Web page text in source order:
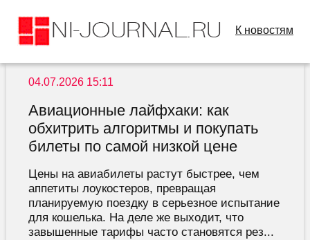
К новостям
04.07.2026 15:11
Авиационные лайфхаки: как
обхитрить алгоритмы и покупать
билеты по самой низкой цене
Цены на авиабилеты растут быстрее, чем
аппетиты лоукостеров, превращая
планируемую поездку в серьезное испытание
для кошелька. На деле же выходит, что
завышенные тарифы часто становятся рез...